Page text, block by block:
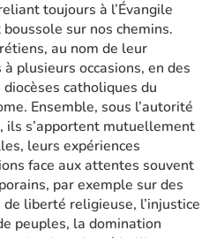
toujours à l’Évangile
sur nos chemins.
au nom de leur
plusieurs occasions, en des
catholiques du
Ensemble, sous l’autorité
ils s’apportent mutuellement
leurs expériences
face aux attentes souvent
par exemple sur des
de liberté religieuse, l’injustice
peuples, la domination